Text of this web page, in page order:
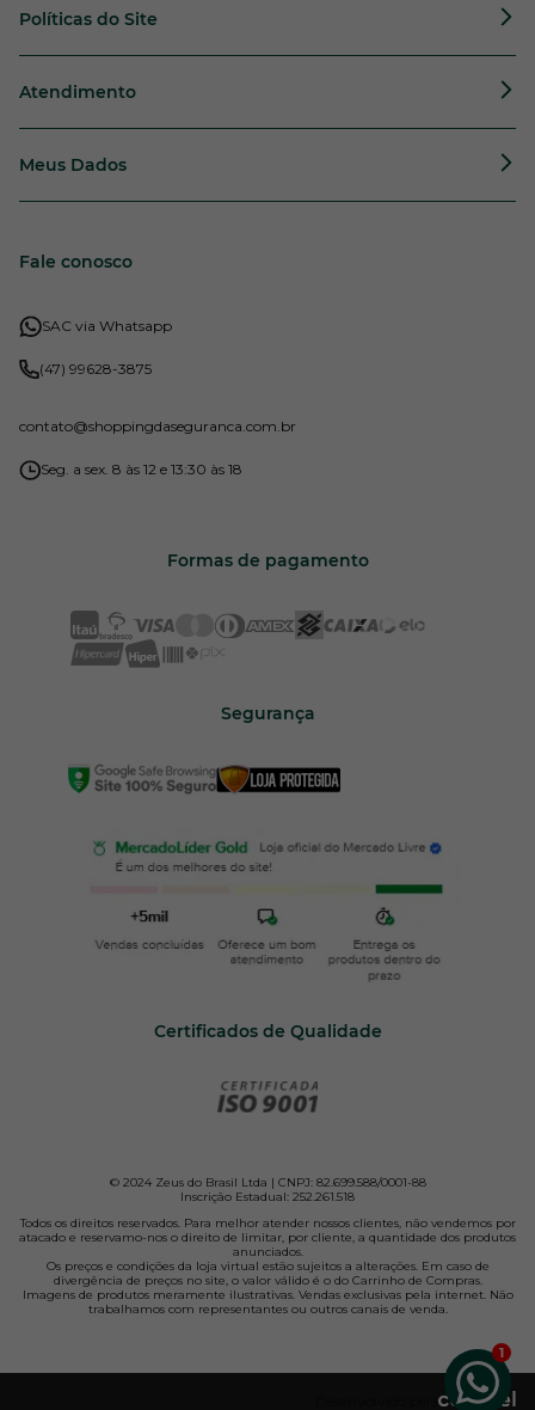
Políticas do Site
Atendimento
Meus Dados
Fale conosco
SAC via Whatsapp
(47) 99628-3875
contato@shoppingdaseguranca.com.br
Seg. a sex. 8 às 12 e 13:30 às 18
Formas de pagamento
Segurança
Certificados de Qualidade
© 2024 Zeus do Brasil Ltda | CNPJ: 82.699.588/0001-88
Inscrição Estadual: 252.261.518
Todos os direitos reservados. Para melhor atender nossos clientes, não vendemos por
atacado e reservamo-nos o direito de limitar, por cliente, a quantidade dos produtos
anunciados.
Os preços e condições da loja virtual estão sujeitos a alterações. Em caso de
divergência de preços no site, o valor válido é o do Carrinho de Compras.
Imagens de produtos meramente ilustrativas. Vendas exclusivas pela internet. Não
trabalhamos com representantes ou outros canais de venda.